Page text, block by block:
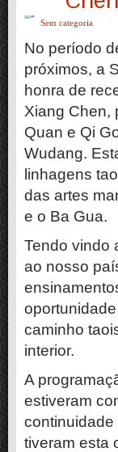
Sem categoria
No período
próximos, a
honra de
Xiang Chen,
Quan e Qi
Wudang.
linhagens
das artes
e o Ba Gua.
Tendo vindo
ao nosso
caminho
interior.
A
estiveram
tiveram esta